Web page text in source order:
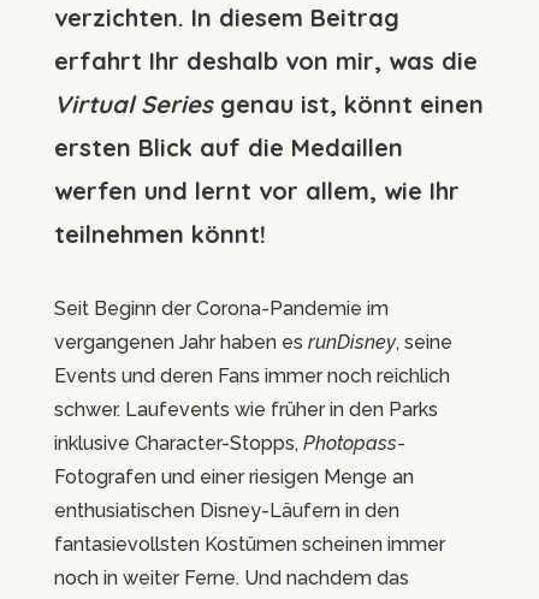
verzichten. In diesem Beitrag
erfahrt Ihr deshalb von mir, was die
Virtual Series genau ist, könnt einen
ersten Blick auf die Medaillen
werfen und lernt vor allem, wie Ihr
teilnehmen könnt!
Seit Beginn der Corona-Pandemie im
vergangenen Jahr haben es runDisney, seine
Events und deren Fans immer noch reichlich
schwer. Laufevents wie früher in den Parks
inklusive Character-Stopps, Photopass-
Fotografen und einer riesigen Menge an
enthusiatischen Disney-Läufern in den
fantasievollsten Kostümen scheinen immer
noch in weiter Ferne. Und nachdem das